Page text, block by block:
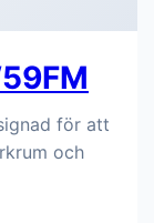
för att
och